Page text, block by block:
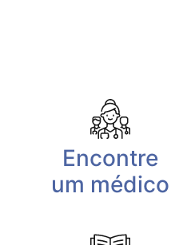
Encontre
um médico